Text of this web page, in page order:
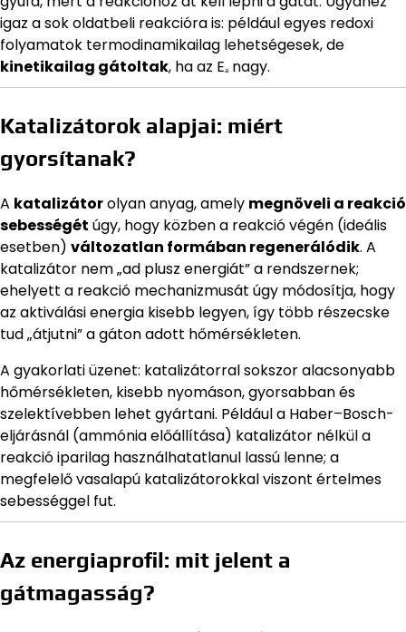
igaz a sok oldatbeli reakcióra is: például egyes redoxi
folyamatok termodinamikailag lehetségesek, de
kinetikailag gátoltak, ha az Eₐ nagy.
Katalizátorok alapjai: miért
gyorsítanak?
A katalizátorolyan anyag, amely megnöveli a reakció
sebességét úgy, hogy közben a reakció végén (ideális
esetben) változatlan formában regenerálódik. A
katalizátor nem „ad plusz energiát” a rendszernek;
ehelyett a reakció mechanizmusát úgy módosítja, hogy
az aktiválási energia kisebb legyen, így több részecske
tud „átjutni” a gáton adott hőmérsékleten.
A gyakorlati üzenet: katalizátorral sokszor alacsonyabb
hőmérsékleten, kisebb nyomáson, gyorsabban és
szelektívebben lehet gyártani. Például a Haber–Bosch-
eljárásnál (ammónia előállítása) katalizátor nélkül a
reakció iparilag használhatatlanul lassú lenne; a
megfelelő vasalapú katalizátorokkal viszont értelmes
sebességgel fut.
Az energiaprofil: mit jelent a
gátmagasság?